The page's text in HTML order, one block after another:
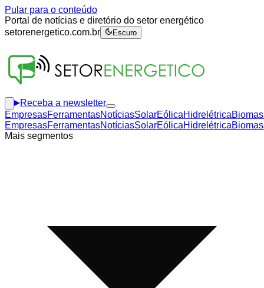
Pular para o conteúdo
Portal de notícias e diretório do setor energético
setorenergetico.com.br
Escuro
Receba a newsletter
EmpresasFerramentasNotíciasSolarEólicaHidrelétrica
EmpresasFerramentasNotíciasSolarEólicaHidrelétrica
Mais segmentos